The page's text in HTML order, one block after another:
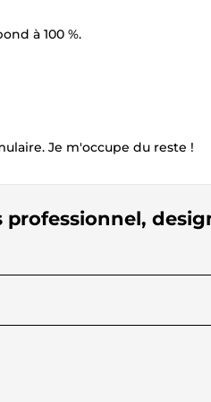
à 100 %.
Je m'occupe du reste !